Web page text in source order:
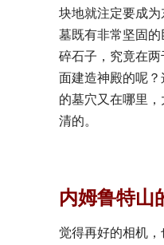
块地就注定要成
墓既有非常坚固
碎石子，究竟在
面建造神殿的呢
的墓穴又在哪里
清的。
内姆鲁特山
觉得再好的相机